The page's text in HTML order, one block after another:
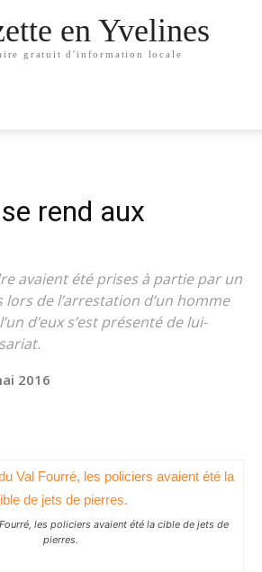
en Yvelines
gratuit d'information locale
rend aux
avaient été prises à partie par un
lors de l’arrestation d’un homme
d’eux s’est présenté de lui-
2016
les policiers avaient été la cible de jets de
pierres.